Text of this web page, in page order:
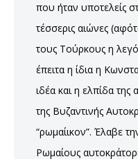
που ήταν υποτελείς
τέσσερις αιώνες
τους Τούρκους η
έπειτα η ίδια η
ιδέα και η ελπίδα
της Βυζαντινής
“ρωμαίικον”. Έλαβε
Ρωμαίους